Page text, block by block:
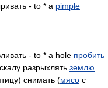
- to * a pimple
- to * a hole пробить
разрыхлять землю
снимать (мясо с